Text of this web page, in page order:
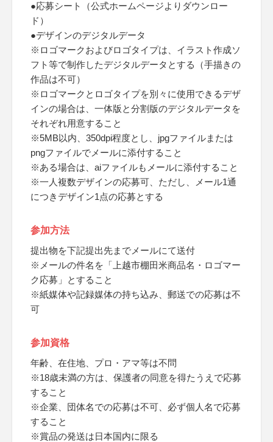
●応募シート（公式ホームページよりダウンロー
ド）
●デザインのデジタルデータ
※ロゴマークおよびロゴタイプは、イラスト作成ソ
フト等で制作したデジタルデータとする（手描きの
作品は不可）
※ロゴマークとロゴタイプを別々に使用できるデザ
インの場合は、一体版と分割版のデジタルデータを
それぞれ用意すること
※5MB以内、350dpi程度とし、jpgファイルまたは
pngファイルでメールに添付すること
※ある場合は、aiファイルもメールに添付すること
※一人複数デザインの応募可、ただし、メール1通
につきデザイン1点の応募とする
参加方法
提出物を下記提出先までメールにて送付
※メールの件名を「上越市棚田米商品名・ロゴマー
ク応募」とすること
※紙媒体や記録媒体の持ち込み、郵送での応募は不
可
参加資格
年齢、在住地、プロ・アマ等は不問
※18歳未満の方は、保護者の同意を得たうえで応募
すること
※企業、団体名での応募は不可、必ず個人名で応募
すること
※賞品の発送は日本国内に限る